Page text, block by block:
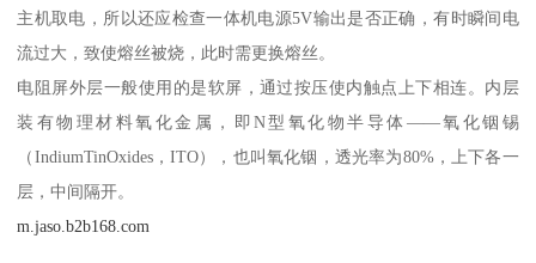
主机取电，所以还应检查一体机电源5V输出是否正确，有时瞬间电
流过大，致使熔丝被烧，此时需更换熔丝。
电阻屏外层一般使用的是软屏，通过按压使内触点上下相连。内层
装有物理材料氧化金属，即N型氧化物半导体——氧化铟锡
（IndiumTinOxides，ITO），也叫氧化铟，透光率为80%，上下各一
层，中间隔开。
m.jaso.b2b168.com